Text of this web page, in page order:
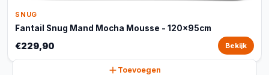
SNUG
Fantail Snug Mand Mocha Mousse - 120x95cm
€229,90 Bekijk
Toevoegen